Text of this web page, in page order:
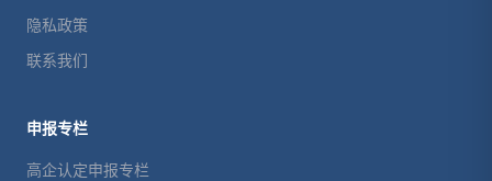
隐私政策
联系我们
申报专栏
高企认定申报专栏